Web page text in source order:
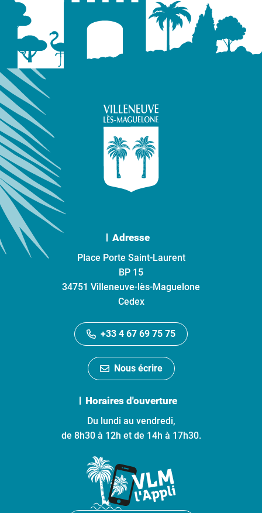
Adresse
Place Porte Saint-Laurent
BP 15
34751 Villeneuve-lès-Maguelone
Cedex
+33 4 67 69 75 75
Nous écrire
Horaires d'ouverture
Du lundi au vendredi,
de 8h30 à 12h et de 14h à 17h30.